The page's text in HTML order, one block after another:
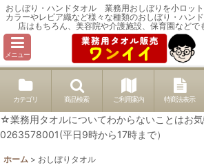
おしぼり・ハンドタオル 業務用おしぼりを小ロッ
カラーやレピア織など様々な種類のおしぼり・ハン
店はもちろん、美容院や介護施設、保育園などで
メニュー
カテゴリ 商品検索 ご利用案内 特商法表示
☆業務用タオルについてわからないことはお気
0263578001(平日9時から17時まで）
ホーム > おしぼりタオル